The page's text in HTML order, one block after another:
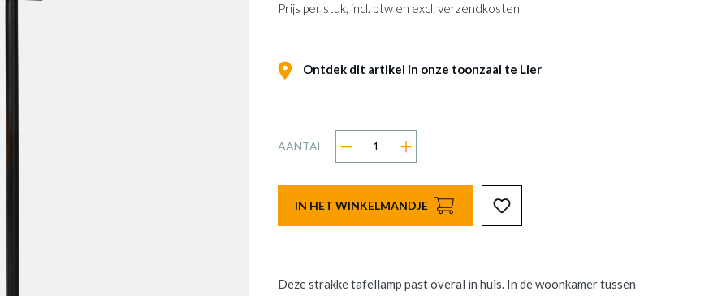
Prijs per stuk, incl. btw en excl. verzendkosten
Ontdek dit artikel in onze toonzaal te Lier
AANTAL
IN HET WINKELMANDJE
Deze strakke tafellamp past overal in huis. In de woonkamer tussen